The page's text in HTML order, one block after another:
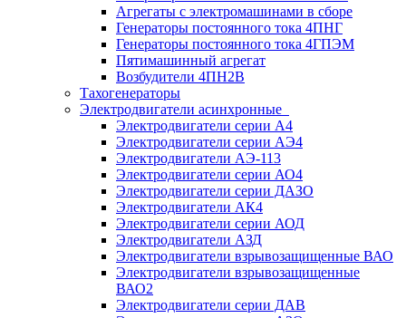
Агрегаты с электромашинами в сборе
Генераторы постоянного тока 4ПНГ
Генераторы постоянного тока 4ГПЭМ
Пятимашинный агрегат
Возбудители 4ПН2В
Тахогенераторы
Электродвигатели асинхронные
Электродвигатели серии А4
Электродвигатели серии АЭ4
Электродвигатели АЭ-113
Электродвигатели серии АО4
Электродвигатели серии ДАЗО
Электродвигатели АК4
Электродвигатели серии АОД
Электродвигатели АЗД
Электродвигатели взрывозащищенные ВАО
Электродвигатели взрывозащищенные
ВАО2
Электродвигатели серии ДАВ